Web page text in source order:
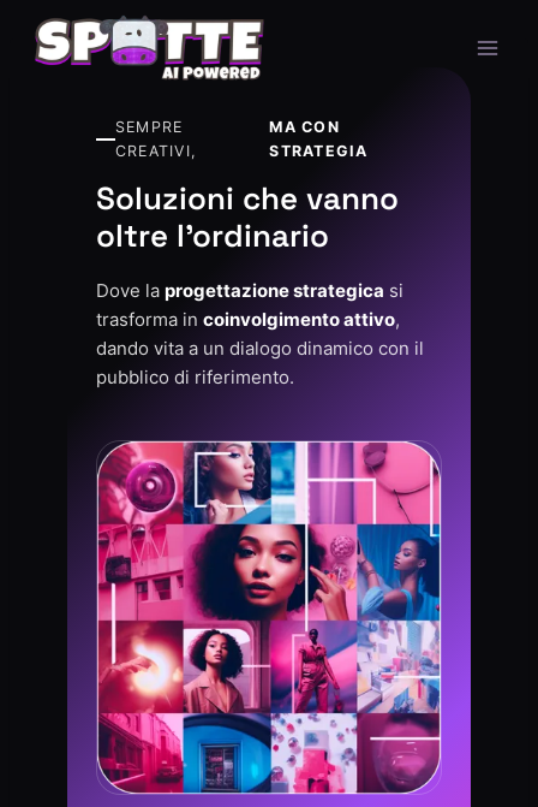
SEMPRE
CREATIVI,
MA CON
STRATEGIA
Soluzioni che vanno
oltre l'ordinario
Dove la progettazione strategica si
trasforma in coinvolgimento attivo,
dando vita a un dialogo dinamico con il
pubblico di riferimento.